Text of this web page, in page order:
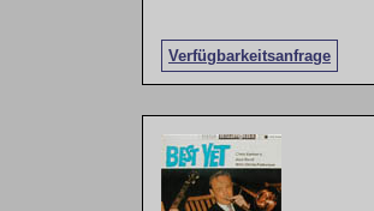
Verfügbarkeitsanfrage